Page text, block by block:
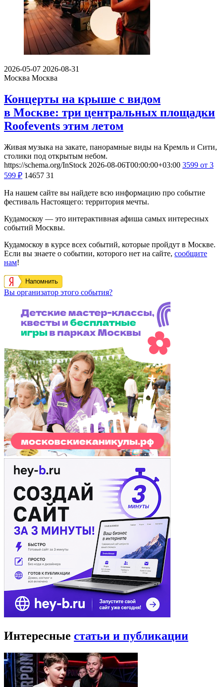
2026-05-07 2026-08-31
Москва Москва
Концерты на крыше с видом
в Москве: три центральных площадки
Roofevents этим летом
Живая музыка на закате, панорамные виды на Кремль и Сити,
столики под открытым небом.
https://schema.org/InStock 2026-08-06T00:00:00+03:00 3599 от 3
599 ₽ 14657 31
На нашем сайте вы найдете всю информацию про событие
фестиваль Настоящего: территория мечты.
Кудамоскоу — это интерактивная афиша самых интересных
событий Москвы.
Кудамоскоу в курсе всех событий, которые пройдут в Москве.
Если вы знаете о событии, которого нет на сайте, сообщите
нам!
Напомнить
Вы организатор этого события?
Интересные статьи и публикации